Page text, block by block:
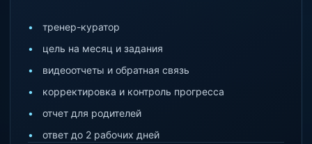
тренер-куратор
цель на месяц и задания
видеоотчеты и обратная связь
корректировка и контроль прогресса
отчет для родителей
ответ до 2 рабочих дней